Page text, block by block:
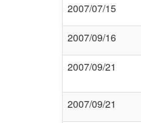
2007/07/15
2007/09/16
2007/09/21
2007/09/21